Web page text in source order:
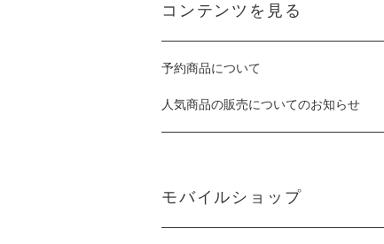
コンテンツを見る
予約商品について
人気商品の販売についてのお知らせ
モバイルショップ